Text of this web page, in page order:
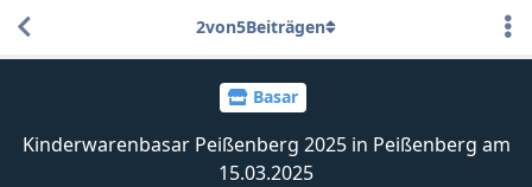
Basar
Kinderwarenbasar Peißenberg 2025 in Peißenberg am
15.03.2025
2von5Beiträgen